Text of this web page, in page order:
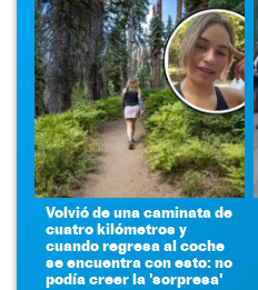
Volvió de una caminata de
cuatro kilómetros y
cuando regresa al coche
se encuentra con esto: no
podía creer la 'sorpresa'